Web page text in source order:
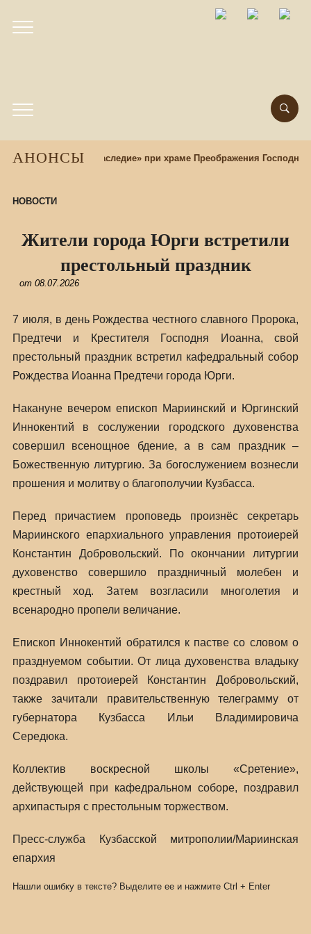
АНОНСЫцентр «Наследие» при храме Преображения
НОВОСТИ
Жители города Юрги встретили
престольный праздник
от 08.07.2026
7 июля, в день Рождества честного славного Пророка,
Предтечи и Крестителя Господня Иоанна, свой
престольный праздник встретил кафедральный собор
Рождества Иоанна Предтечи города Юрги.
Накануне вечером епископ Мариинский и Юргинский
Иннокентий в сослужении городского духовенства
совершил всенощное бдение, а в сам праздник –
Божественную литургию. За богослужением вознесли
прошения и молитву о благополучии Кузбасса.
Перед причастием проповедь произнёс секретарь
Мариинского епархиального управления протоиерей
Константин Добровольский. По окончании литургии
духовенство совершило праздничный молебен и
крестный ход. Затем возгласили многолетия и
всенародно пропели величание.
Епископ Иннокентий обратился к пастве со словом о
празднуемом событии. От лица духовенства владыку
поздравил протоиерей Константин Добровольский,
также зачитали правительственную телеграмму от
губернатора Кузбасса Ильи Владимировича
Середюка.
Коллектив воскресной школы «Сретение»,
действующей при кафедральном соборе, поздравил
архипастыря с престольным торжеством.
Пресс-служба Кузбасской митрополии/Мариинская
епархия
Нашли ошибку в тексте? Выделите ее и нажмите Ctrl + Enter